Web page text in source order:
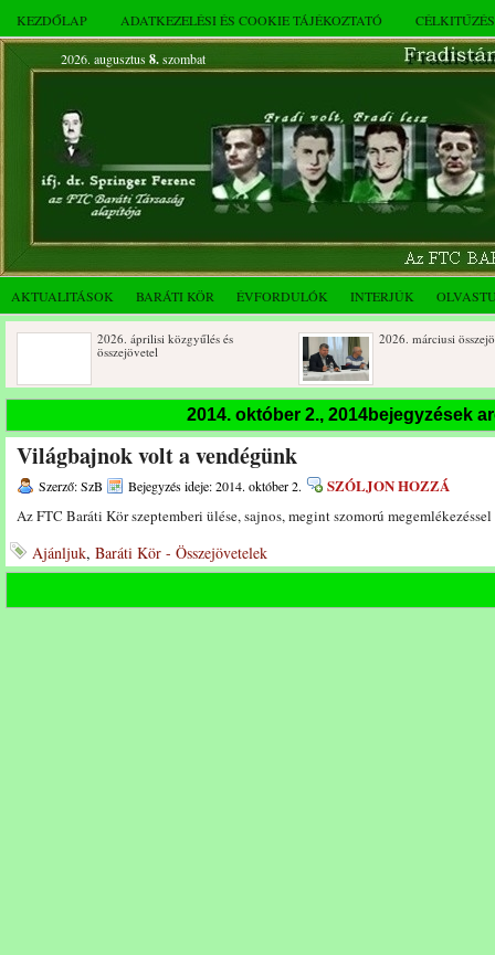
KEZDŐLAP ADATKEZELÉSI ÉS COOKIE TÁJÉKOZTATÓ
2026. augusztus 8.szombat
AKTUALITÁSOK BARÁTI KÖR ÉVFORDULÓK INTERJÚK
2026. áprilisi közgyűlés és
2026. márciusi összejövetel
Rendkívüli közgyűlés és a 2025.
Dálnoki József 90 éves
2014. október 2., 2014bejegyzések
Világbajnok volt a vendégünk
Szerző: SzB Bejegyzés ideje: 2014. október 2. SZÓLJON HOZZÁ
Az FTC Baráti Kör szeptemberi ülése, sajnos, megint szomorú
Ajánljuk, Baráti Kör - Összejövetelek